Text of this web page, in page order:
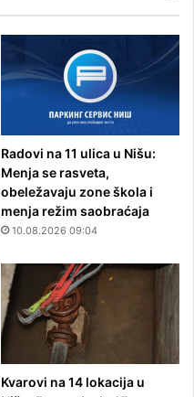
Radovi na 11 ulica u Nišu:
Menja se rasveta,
obeležavaju zone škola i
menja režim saobraćaja
10.08.2026 09:04
Kvarovi na 14 lokacija u